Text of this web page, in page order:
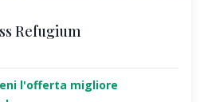
Refugium
l'offerta migliore